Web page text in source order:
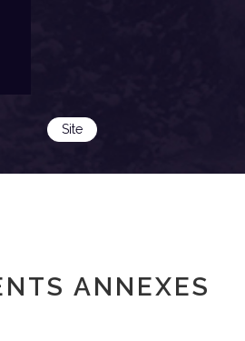
Site
ANNEXES